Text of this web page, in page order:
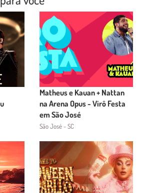
Matheus e Kauan + Nattan
na Arena Opus - Virô Festa
em São José
São José - SC